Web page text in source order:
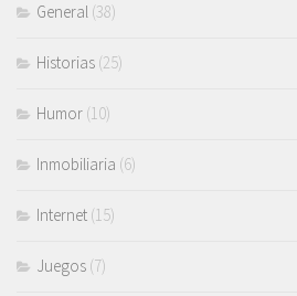
General (38)
Historias (25)
Humor (10)
Inmobiliaria (6)
Internet (15)
Juegos (7)